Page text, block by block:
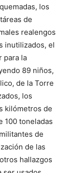
los
de
realengos
inutilizados, el
para la
89 niños,
de la Torre
los
kilómetros de
100 toneladas
de
de las
hallazgos